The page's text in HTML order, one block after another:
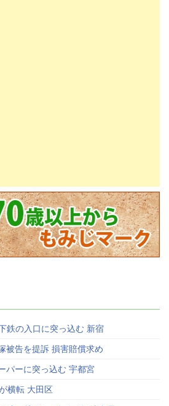
鉄の入口に突っ込む 新宿
告を提訴 損害賠償求め
パーに突っ込む 宇都宮
横転 大田区